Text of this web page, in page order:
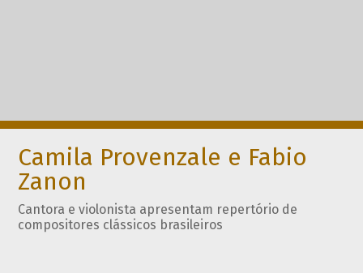
Camila Provenzale e Fabio
Zanon
Cantora e violonista apresentam repertório de
compositores clássicos brasileiros